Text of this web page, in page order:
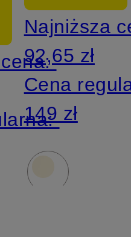
cena:
Najniższa
92,65 zł
Cena
149 zł